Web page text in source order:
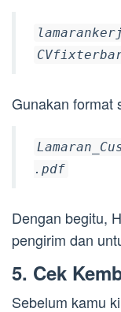
Gunakan format
.pdf
Dengan begitu,
pengirim dan
5. Cek
Sebelum kamu